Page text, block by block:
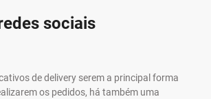
sociais
de delivery serem a principal forma
os pedidos, há também uma